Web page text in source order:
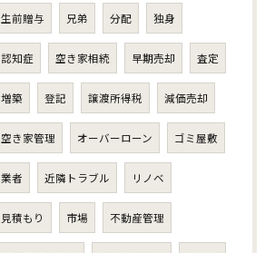
生前贈与 兄弟 分配 独身
認知症 空き家相続 早期売却 査定
増築 登記 譲渡所得税 減価売却
空き家管理 オーバーローン ゴミ屋敷
業者 近隣トラブル リノベ
見積もり 市場 不動産管理